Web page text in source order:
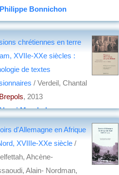
Philippe Bonnichon
chrétiennes en terre
XVIIe-XXe siècles :
de textes
/ Verdeil, Chantal
, 2013
Henri Marchal
d'Allemagne en Afrique
XVIIIe-XXe siècle /
Ahcène-
Alain- Nordman,